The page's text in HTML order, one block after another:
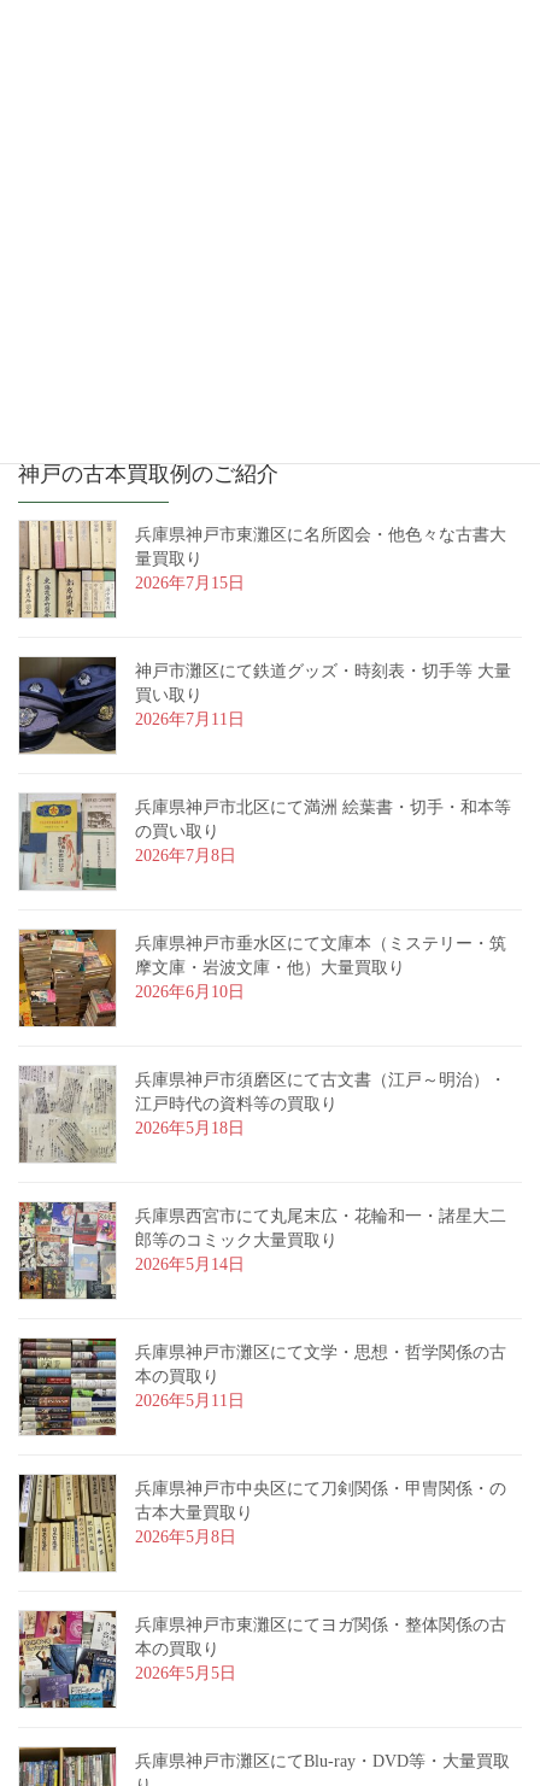
神戸の古本買取例のご紹介
兵庫県神戸市東灘区に名所図会・他色々な古書大
量買取り
2026年7月15日
神戸市灘区にて鉄道グッズ・時刻表・切手等 大量
買い取り
2026年7月11日
兵庫県神戸市北区にて満洲 絵葉書・切手・和本等
の買い取り
2026年7月8日
兵庫県神戸市垂水区にて文庫本（ミステリー・筑
摩文庫・岩波文庫・他）大量買取り
2026年6月10日
兵庫県神戸市須磨区にて古文書（江戸～明治）・
江戸時代の資料等の買取り
2026年5月18日
兵庫県西宮市にて丸尾末広・花輪和一・諸星大二
郎等のコミック大量買取り
2026年5月14日
兵庫県神戸市灘区にて文学・思想・哲学関係の古
本の買取り
2026年5月11日
兵庫県神戸市中央区にて刀剣関係・甲冑関係・の
古本大量買取り
2026年5月8日
兵庫県神戸市東灘区にてヨガ関係・整体関係の古
本の買取り
2026年5月5日
兵庫県神戸市灘区にてBlu-ray・DVD等・大量買取